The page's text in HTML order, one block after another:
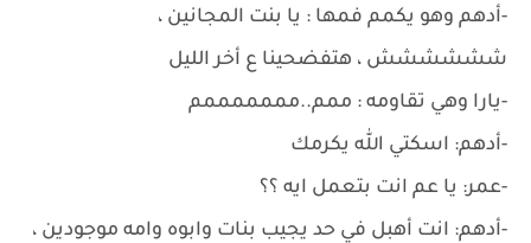
-أدهم وهو يكمم فمها : يا بنت المجانين ،
شششششش ، هتفضحينا ع أخر الليل
-يارا وهي تقاومه : ممم..مممممممم
-أدهم: اسكتي الله يكرمك
-عمر: يا عم انت بتعمل ايه ؟؟
-أدهم: انت أهبل في حد يجيب بنات وابوه وامه موجودين ،